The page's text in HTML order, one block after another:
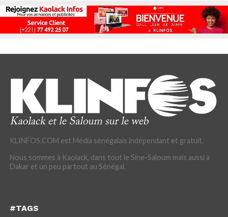
KLINFOS.COM est Média sénégalais indépendant et gratuit.
Nous sommes à Kaolack, dans tout le Sine-Saloum mais aussi à
Dakar et un peu partout au Sénégal.
#TAGS